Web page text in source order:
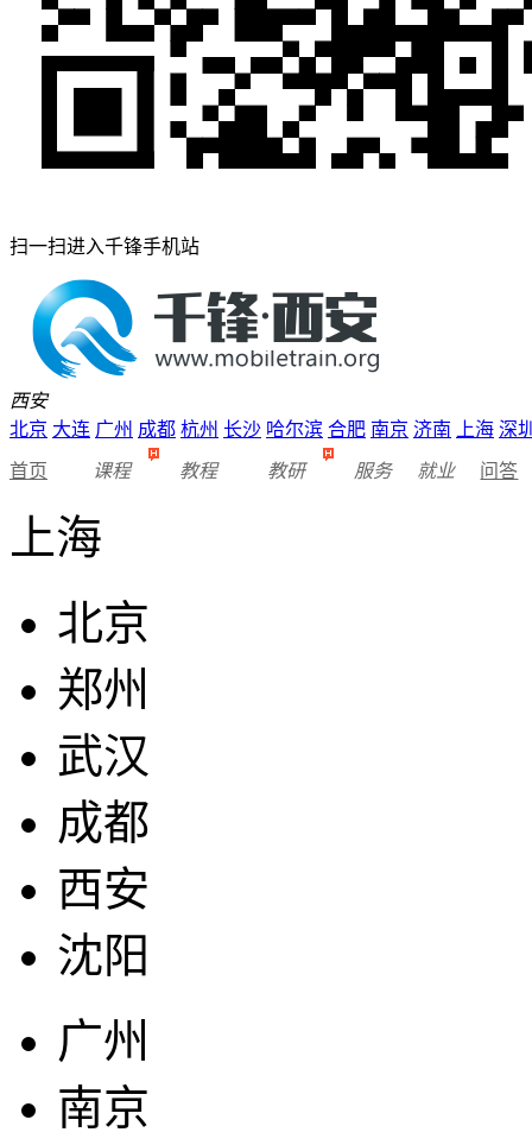
扫一扫进入千锋手机站
西安
北京 大连 广州 成都 杭州 长沙 哈尔滨 合肥 南京 济南 上海 深
首页 课程 教程 教研 服务 就业 问答
上海
北京
郑州
武汉
成都
西安
沈阳
广州
南京